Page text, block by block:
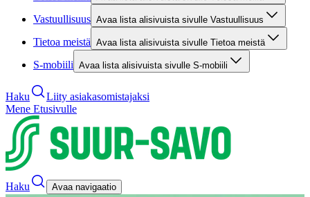
Vastuullisuus Avaa lista alisivuista sivulle Vastuullisuus
Tietoa meistä Avaa lista alisivuista sivulle Tietoa meistä
S-mobiili Avaa lista alisivuista sivulle S-mobiili
Haku
Liity asiakasomistajaksi
Mene Etusivulle
Haku Avaa navigaatio